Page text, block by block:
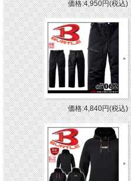
価格:4,950円(税込)
価格:4,840円(税込)